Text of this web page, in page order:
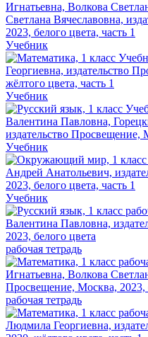
Учебник
Учебник
Учебник
Учебник
рабочая тетрадь
рабочая тетрадь